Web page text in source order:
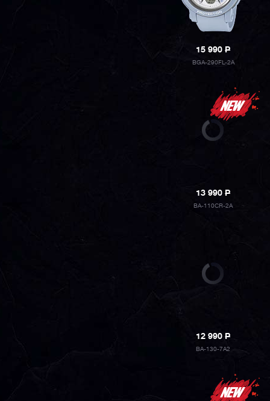
15 990P
BGA-290FL-2A
13 990P
BA-110CR-2A
12 990P
BA-130-7A2